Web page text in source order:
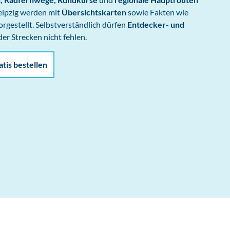
werden mit Übersichtskartensowie Fakten wie
Selbstverständlich dürfen Entdecker- und
Strecken nicht fehlen.
bestellen